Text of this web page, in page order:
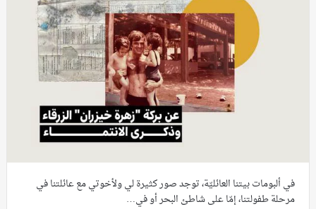
في ألبومات بيتنا العائليّة، توجد صور كثيرة لي ولأخوتي مع عائلتنا في
مرحلة طفولتنا، إمّا على شاطئ البحر أو في…